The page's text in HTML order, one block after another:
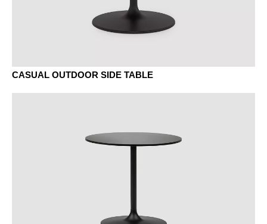
CASUAL OUTDOOR SIDE TABLE